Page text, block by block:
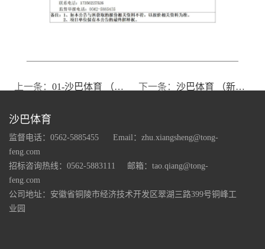
上一条： 01-沙巴体育 （电容器分公司交流三线配电房和21号平房改造工程 招标公告）_01 下一条： 沙巴体育 （新一线架膜车采购招标公告）_01
沙巴体育
监督电话：0562-5885455
Email：zhu.xiangsheng@tong-
feng.com
招标咨询热线：0562-5883111
邮箱：tao.qiang@tong-
feng.com
公司地址：安徽省铜陵市经济技术开发区翠湖三路399号铜峰工
业园